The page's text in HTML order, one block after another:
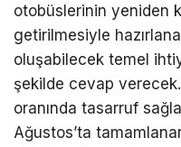
otobüslerinin yeniden
getirilmesiyle
oluşabilecek temel
şekilde cevap
oranında tasarruf
Ağustos’ta